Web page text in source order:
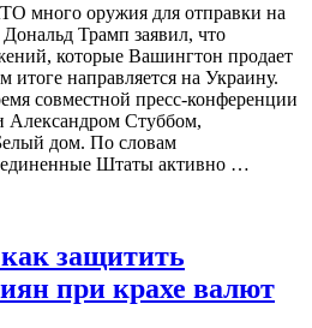
много оружия для отправки на
Трамп заявил, что
которые Вашингтон продает
направляется на Украину.
совместной пресс-конференции
Александром Стуббом,
дом. По словам
Штаты активно …
защитить
при крахе валют